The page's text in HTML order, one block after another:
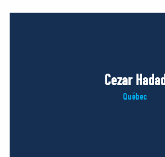
Cezar Hadad
Québec